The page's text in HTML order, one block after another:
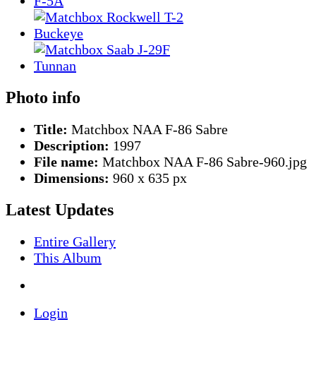
Photo info
Title: Matchbox NAA F-86 Sabre
Description: 1997
File name: Matchbox NAA F-86 Sabre-960.jpg
Dimensions: 960 x 635 px
Latest Updates
Entire Gallery
This Album
Login